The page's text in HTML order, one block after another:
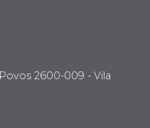
2600-009 - Vila